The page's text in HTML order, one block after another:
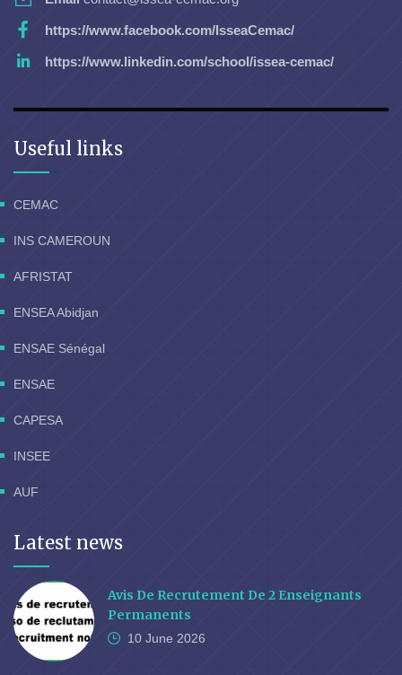
https://www.facebook.com/IsseaCemac/
https://www.linkedin.com/school/issea-cemac/
Useful links
CEMAC
INS CAMEROUN
AFRISTAT
ENSEA Abidjan
ENSAE Sénégal
ENSAE
CAPESA
INSEE
AUF
Latest news
Avis De Recrutement De 2 Enseignants
Permanents
10 June 2026